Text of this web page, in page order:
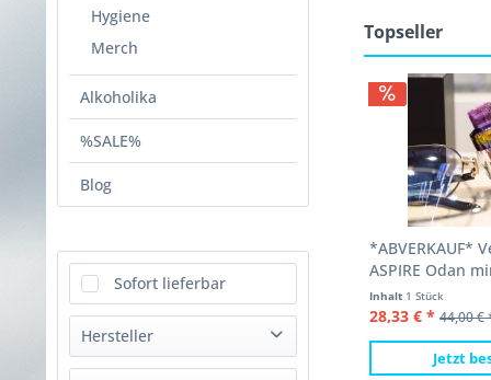
Hygiene
Merch
Alkoholika
%SALE%
Blog
Sofort lieferbar
Hersteller
Topseller
*ABVERKAUF*
ASPIRE Odan
Inhalt 1 Stück
28,33 € * 44,00 €
Jetzt